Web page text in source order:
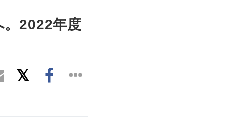
。2022年度